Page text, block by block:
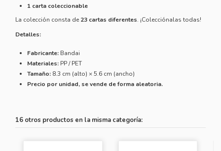
1 carta coleccionable
La colección consta de 23 cartas diferentes. ¡Colecciónalas todas!
Detalles:
Fabricante: Bandai
Materiales: PP / PET
Tamaño: 8.3 cm (alto) × 5.6 cm (ancho)
Precio por unidad, se vende de forma aleatoria.
16 otros productos en la misma categoría: